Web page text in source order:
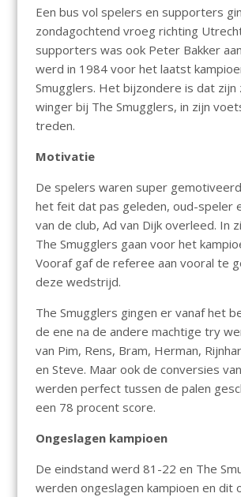
Een bus vol spelers en supporters
zondagochtend vroeg richting
supporters was ook Peter Bakker
werd in 1984 voor het laatst
Smugglers. Het bijzondere is dat zijn
winger bij The Smugglers, in zijn
treden.
Motivatie
De spelers waren super
het feit dat pas geleden, oud-speler
van de club, Ad van Dijk overleed. In
The Smugglers gaan voor het
Vooraf gaf de referee aan vooral te
deze wedstrijd.
The Smugglers gingen er vanaf het
de ene na de andere machtige try
van Pim, Rens, Bram, Herman,
en Steve. Maar ook de conversies
werden perfect tussen de palen
een 78 procent score.
Ongeslagen kampioen
De eindstand werd 81-22 en The
werden ongeslagen kampioen en dit